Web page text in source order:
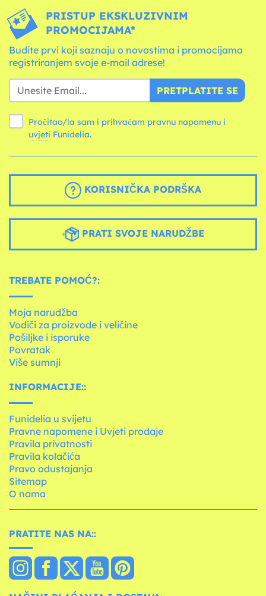
PRISTUP EKSKLUZIVNIM
PROMOCIJAMA*
Budite prvi koji saznaju o novostima i promocijama
registriranjem svoje e-mail adrese!
PRETPLATITE SE
Pročitao/la sam i prihvaćam pravnu napomenu i
uvjeti Funidelia.
KORISNIČKA PODRŠKA
PRATI SVOJE NARUDŽBE
TREBATE POMOĆ?:
Moja narudžba
Vodiči za proizvode i veličine
Pošiljke i isporuke
Povratak
Više sumnji
INFORMACIJE::
Funidelia u svijetu
Pravne napomene i Uvjeti prodaje
Pravila privatnosti
Pravila kolačića
Pravo odustajanja
Sitemap
O nama
PRATITE NAS NA::